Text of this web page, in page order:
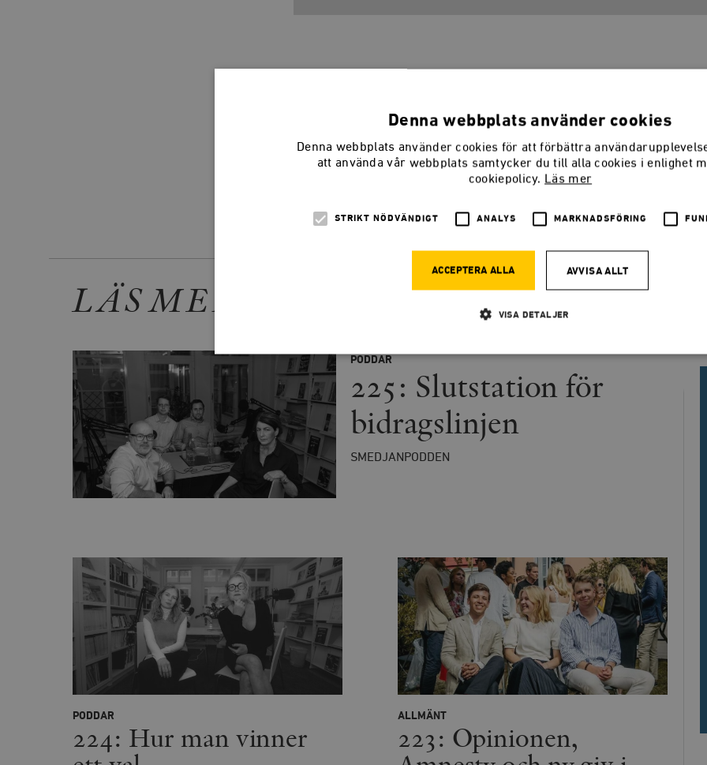
på ämnen eller gäster? Hör av dig till Smedjans redaktion!
@SmedjanTimbro smedjan@timbro.se 070 29 29 025
LÄS MER
PODDAR
225: Slutstation för
bidragslinjen
SMEDJANPODDEN
PODDAR
224: Hur man vinner
ALLMÄNT
223: Opinionen,
Denna webbplats använder cookies
Denna webbplats använder cookies för att förbättra
att använda vår webbplats samtycker du till alla cookies i enlighet
cookiepolicy. Läs mer
STRIKT NÖDVÄNDIGT ANALYS MARKNADSFÖRING
ACCEPTERA ALLA AVVISA ALLT
VISA DETALJER
Strikt nödvändigt Marknadsföring
Strikt nödvändiga kakor tillåter kärnwebbplatsfunktioner som användarinloggning och kontohantering. Webbplatsen
utan strikt nödvändiga cookies.
Namn
Leverantör
woocommerce_cart_hash
Hjälper WooCommerce att avgöra
Cookien är inställd så att Hotjar kan
användarens resa för ett totalt antal
woocommerce_items_in_cart
Automattic
Inc.
timbro.se
Session
Hjälper WooCommerce att avgöra när
ändras.
wp_woocommerce_session_[abcdef0123456789]
timbro.se 2 dagar
__cf_bm
Cloudflare
.myfonts.net
30
minuter
Denna cookie används för att skilja
Detta är fördelaktigt för webbplatsen
rapporter om användningen av deras
_hjAbsoluteSessionInProgress
Hotjar Ltd
30
Cookien är inställd så att Hotjar kan
användarens resa för ett totalt antal
__cf_bm
Cloudflare
Inc.
30
minuter
Denna cookie används för att skilja
Detta är fördelaktigt för webbplatsen
rapporter om användningen av deras